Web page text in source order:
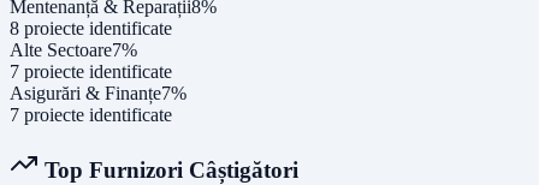
Mentenanță & Reparații8%
8 proiecte identificate
Alte Sectoare7%
7 proiecte identificate
Asigurări & Finanțe7%
7 proiecte identificate
Top Furnizori Câștigători